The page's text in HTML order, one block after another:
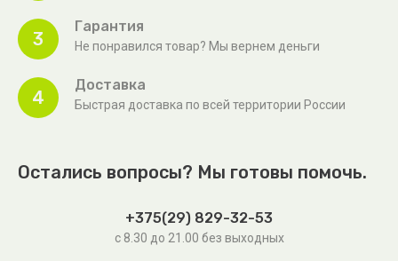
3
Гарантия
Не понравился товар? Мы вернем деньги
4
Доставка
Быстрая доставка по всей территории России
Остались вопросы? Мы готовы помочь.
+375(29) 829-32-53
с 8.30 до 21.00 без выходных